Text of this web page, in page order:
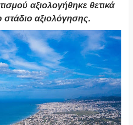
αξιολογήθηκε θετικά
αξιολόγησης.